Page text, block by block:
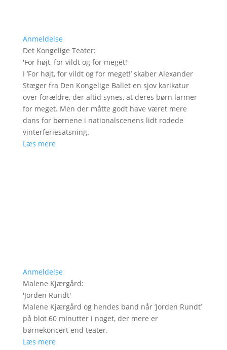
Anmeldelse
Det Kongelige Teater:
'For højt, for vildt og for meget!'
I ’For højt, for vildt og for meget!’ skaber Alexander
Stæger fra Den Kongelige Ballet en sjov karikatur
over forældre, der altid synes, at deres børn larmer
for meget. Men der måtte godt have været mere
dans for børnene i nationalscenens lidt rodede
vinterferiesatsning.
Læs mere
Anmeldelse
Malene Kjærgård:
'Jorden Rundt'
Malene Kjærgård og hendes band når ’Jorden Rundt’
på blot 60 minutter i noget, der mere er
børnekoncert end teater.
Læs mere